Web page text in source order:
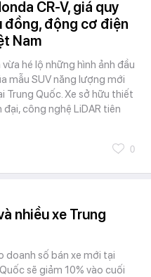
CR-V, giá quy
động cơ điện
Nam
vừa hé lộ những hình ảnh đầu
mẫu SUV năng lượng mới
Trung Quốc. Xe sở hữu thiết
đại, công nghệ LiDAR tiên
0
nhiều xe Trung
doanh số bán xe mới tại
sẽ giảm 10% vào cuối